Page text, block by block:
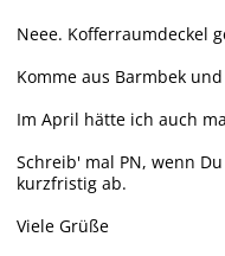
Neee. Kofferraumdeckel
Komme aus Barmbek
Im April hätte ich auch
Schreib' mal PN, wenn
kurzfristig ab.
Viele Grüße